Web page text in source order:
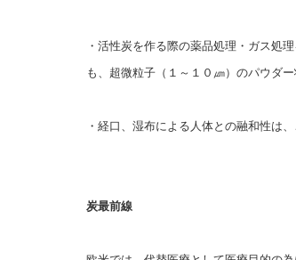
・活性炭を作る際の薬品処理・ガス処
も、超微粒子（１～１０㎛）のパウダー
・経口、湿布による人体との融和性は
炭最前線